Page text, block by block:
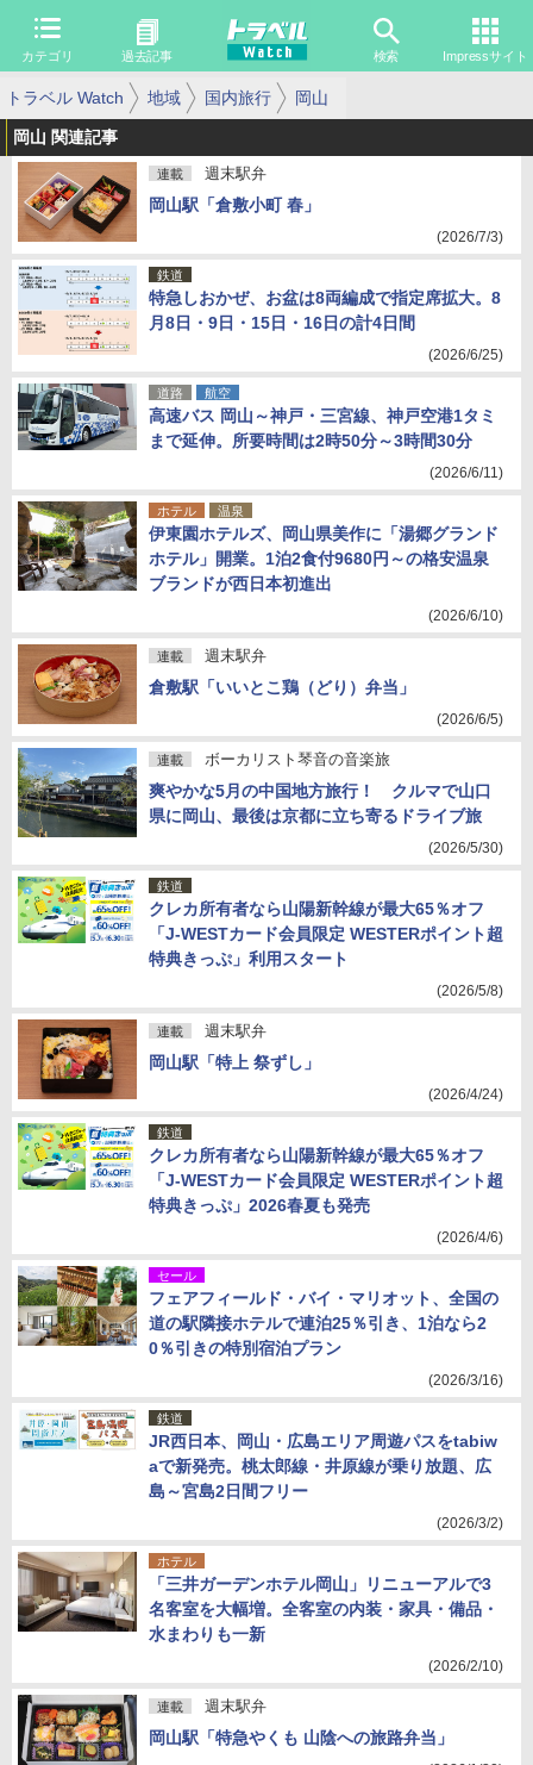
カテゴリ 過去記事 検索 Impressサイト
トラベル Watch 地域 国内旅行 岡山
岡山 関連記事
連載 週末駅弁
岡山駅「倉敷小町 春」
(2026/7/3)
鉄道
特急しおかぜ、お盆は8両編成で指定席拡大。8
月8日・9日・15日・16日の計4日間
(2026/6/25)
道路 航空
高速バス 岡山～神戸・三宮線、神戸空港1タミ
まで延伸。所要時間は2時50分～3時間30分
(2026/6/11)
ホテル 温泉
伊東園ホテルズ、岡山県美作に「湯郷グランド
ホテル」開業。1泊2食付9680円～の格安温泉
ブランドが西日本初進出
(2026/6/10)
連載 週末駅弁
倉敷駅「いいとこ鶏（どり）弁当」
(2026/6/5)
連載 ボーカリスト琴音の音楽旅
爽やかな5月の中国地方旅行！ クルマで山口
県に岡山、最後は京都に立ち寄るドライブ旅
(2026/5/30)
鉄道
クレカ所有者なら山陽新幹線が最大65％オフ
「J-WESTカード会員限定 WESTERポイント超
特典きっぷ」利用スタート
(2026/5/8)
連載 週末駅弁
岡山駅「特上 祭ずし」
(2026/4/24)
鉄道
クレカ所有者なら山陽新幹線が最大65％オフ
「J-WESTカード会員限定 WESTERポイント超
特典きっぷ」2026春夏も発売
(2026/4/6)
セール
フェアフィールド・バイ・マリオット、全国の
道の駅隣接ホテルで連泊25％引き、1泊なら2
0％引きの特別宿泊プラン
(2026/3/16)
鉄道
JR西日本、岡山・広島エリア周遊パスをtabiw
aで新発売。桃太郎線・井原線が乗り放題、広
島～宮島2日間フリー
(2026/3/2)
ホテル
「三井ガーデンホテル岡山」リニューアルで3
名客室を大幅増。全客室の内装・家具・備品・
水まわりも一新
(2026/2/10)
連載 週末駅弁
岡山駅「特急やくも 山陰への旅路弁当」